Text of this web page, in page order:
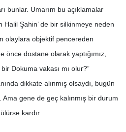
bunlar. Umarım bu açıklamalar
Halil Şahin’ de bir silkinmeye neden
olaylara objektif pencereden
önce dostane olarak yaptığımız,
Dokuma vakası mı olur?”
dikkate alınmış olsaydı, bugün
gene de geç kalınmış bir durum
kardır.